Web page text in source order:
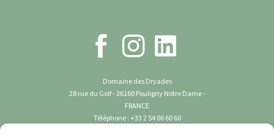
Domaine des Dryades
28 rue du Golf - 36160 Pouligny Notre Dame -
FRANCE
Téléphone : +33 2 54 06 60 60